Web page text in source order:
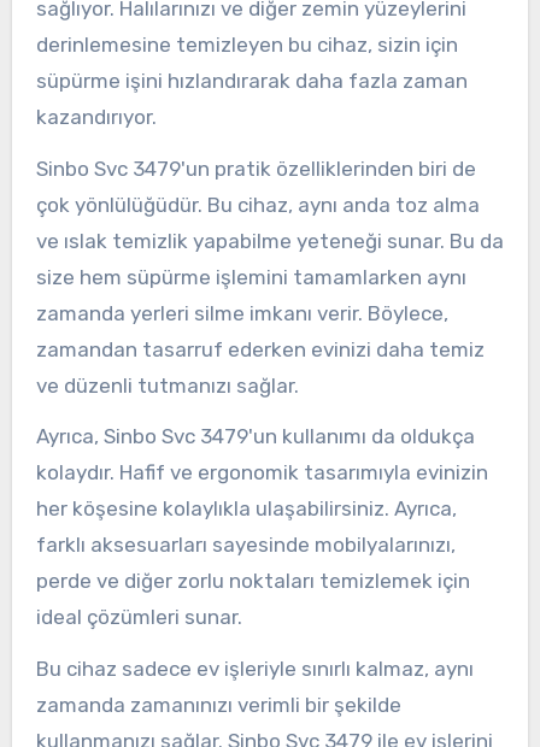
sağlıyor. Halılarınızı ve diğer zemin yüzeylerini
derinlemesine temizleyen bu cihaz, sizin için
süpürme işini hızlandırarak daha fazla zaman
kazandırıyor.
Sinbo Svc 3479'un pratik özelliklerinden biri de
çok yönlülüğüdür. Bu cihaz, aynı anda toz alma
ve ıslak temizlik yapabilme yeteneği sunar. Bu da
size hem süpürme işlemini tamamlarken aynı
zamanda yerleri silme imkanı verir. Böylece,
zamandan tasarruf ederken evinizi daha temiz
ve düzenli tutmanızı sağlar.
Ayrıca, Sinbo Svc 3479'un kullanımı da oldukça
kolaydır. Hafif ve ergonomik tasarımıyla evinizin
her köşesine kolaylıkla ulaşabilirsiniz. Ayrıca,
farklı aksesuarları sayesinde mobilyalarınızı,
perde ve diğer zorlu noktaları temizlemek için
ideal çözümleri sunar.
Bu cihaz sadece ev işleriyle sınırlı kalmaz, aynı
zamanda zamanınızı verimli bir şekilde
kullanmanızı sağlar. Sinbo Svc 3479 ile ev işlerini